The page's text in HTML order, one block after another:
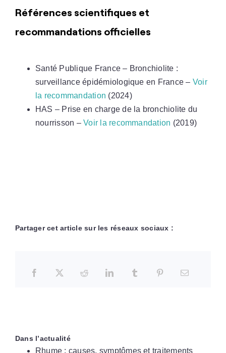
Références scientifiques et
recommandations officielles
Santé Publique France – Bronchiolite :
surveillance épidémiologique en France – Voir
la recommandation (2024)
HAS – Prise en charge de la bronchiolite du
nourrisson –Voir la recommandation (2019)
Partager cet article sur les réseaux sociaux :
Dans l’actualité
Rhume : causes, symptômes et traitements